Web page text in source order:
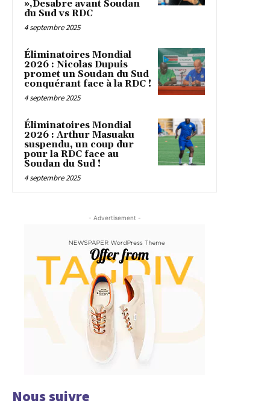
»,Desabre avant Soudan
du Sud vs RDC
4 septembre 2025
Éliminatoires Mondial
2026 : Nicolas Dupuis
promet un Soudan du Sud
conquérant face à la RDC !
4 septembre 2025
Éliminatoires Mondial
2026 : Arthur Masuaku
suspendu, un coup dur
pour la RDC face au
Soudan du Sud !
4 septembre 2025
- Advertisement -
Nous suivre